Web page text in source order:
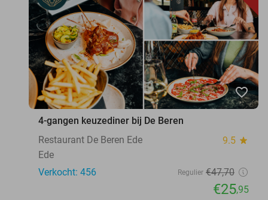
favorite_border
4-gangen keuzediner bij De Beren
Restaurant De Beren Ede
9.5 star
Ede
Verkocht: 456
Regulier €47,70
€25,95